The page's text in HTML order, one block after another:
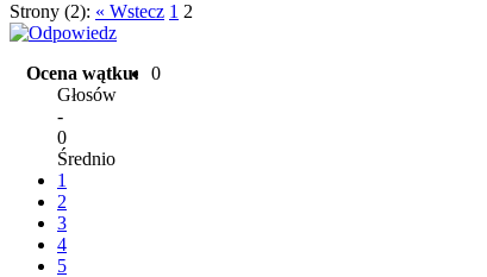
Strony (2): « Wstecz 1 2
Ocena wątku:
0
Głosów
-
0
Średnio
1
2
3
4
5